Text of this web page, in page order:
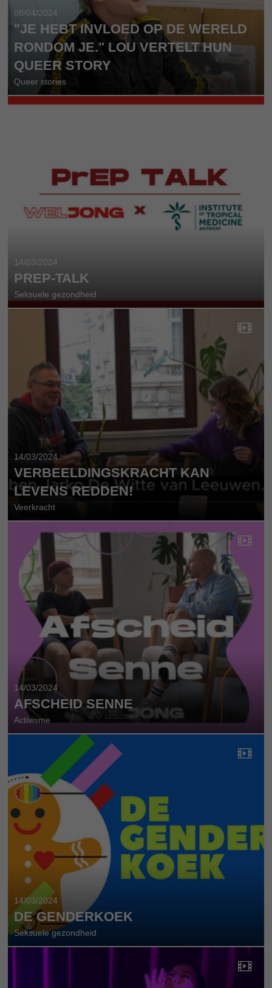
08/04/2024
"JE HEBT INVLOED OP DE WERELD
RONDOM JE." LOU VERTELT HUN
QUEER STORY
Queer stories
14/03/2024
PREP-TALK
Seksuele gezondheid
14/03/2024
VERBEELDINGSKRACHT KAN
LEVENS REDDEN!
Veerkracht
14/03/2024
AFSCHEID SENNE
Activisme
14/03/2024
DE GENDERKOEK
Seksuele gezondheid